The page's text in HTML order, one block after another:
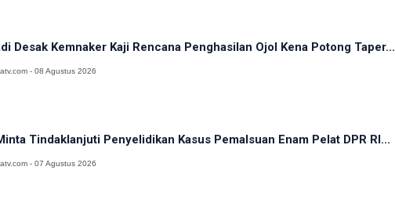
Desak Kemnaker Kaji Rencana Penghasilan Ojol Kena Potong Taper...
- 08 Agustus 2026
Tindaklanjuti Penyelidikan Kasus Pemalsuan Enam Pelat DPR RI...
- 07 Agustus 2026